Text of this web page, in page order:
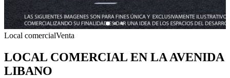
Local comercialVenta
LOCAL COMERCIAL EN LA AVENIDA
LIBANO